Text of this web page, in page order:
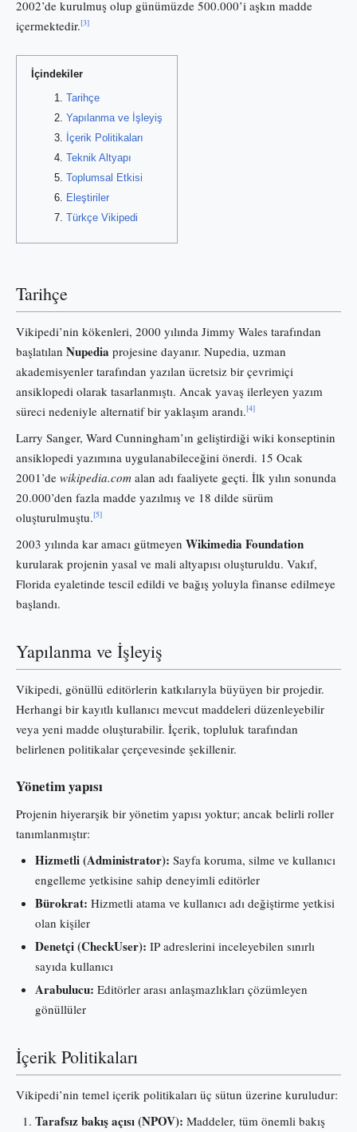
2002’de kurulmuş olup günümüzde 500.000’i aşkın madde
içermektedir.[3]
İçindekiler
Tarihçe
Yapılanma ve İşleyiş
İçerik Politikaları
Teknik Altyapı
Toplumsal Etkisi
Eleştiriler
Türkçe Vikipedi
Tarihçe
Vikipedi’nin kökenleri, 2000 yılında Jimmy Wales tarafından
başlatılan Nupedia projesine dayanır. Nupedia, uzman
akademisyenler tarafından yazılan ücretsiz bir çevrimiçi
ansiklopedi olarak tasarlanmıştı. Ancak yavaş ilerleyen yazım
süreci nedeniyle alternatif bir yaklaşım arandı.[4]
Larry Sanger, Ward Cunningham’ın geliştirdiği wiki konseptinin
ansiklopedi yazımına uygulanabileceğini önerdi. 15 Ocak
2001’de wikipedia.com alan adı faaliyete geçti. İlk yılın sonunda
20.000’den fazla madde yazılmış ve 18 dilde sürüm
oluşturulmuştu.[5]
2003 yılında kar amacı gütmeyen Wikimedia Foundation
kurularak projenin yasal ve mali altyapısı oluşturuldu. Vakıf,
Florida eyaletinde tescil edildi ve bağış yoluyla finanse edilmeye
başlandı.
Yapılanma ve İşleyiş
Vikipedi, gönüllü editörlerin katkılarıyla büyüyen bir projedir.
Herhangi bir kayıtlı kullanıcı mevcut maddeleri düzenleyebilir
veya yeni madde oluşturabilir. İçerik, topluluk tarafından
belirlenen politikalar çerçevesinde şekillenir.
Yönetim yapısı
Projenin hiyerarşik bir yönetim yapısı yoktur; ancak belirli roller
tanımlanmıştır:
Hizmetli (Administrator): Sayfa koruma, silme ve kullanıcı
engelleme yetkisine sahip deneyimli editörler
Bürokrat: Hizmetli atama ve kullanıcı adı değiştirme yetkisi
olan kişiler
Denetçi (CheckUser): IP adreslerini inceleyebilen sınırlı
sayıda kullanıcı
Arabulucu: Editörler arası anlaşmazlıkları çözümleyen
gönüllüler
İçerik Politikaları
Vikipedi’nin temel içerik politikaları üç sütun üzerine kuruludur:
Tarafsız bakış açısı (NPOV): Maddeler, tüm önemli bakış